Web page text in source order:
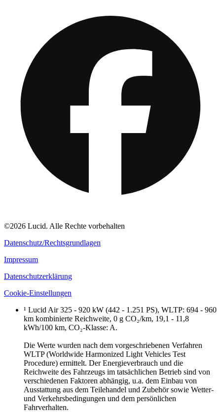
©2026 Lucid. Alle Rechte vorbehalten
Datenschutz/Rechtsgrundlagen
Impressum
Datenschutzerklärung
Cookie-Einstellungen
¹ Lucid Air 325 - 920 kW (442 - 1.251 PS), WLTP: 694 - 960
km kombinierte Reichweite, 0 g CO₂/km, 19,1 - 11,8
kWh/100 km, CO₂-Klasse: A.
Die Werte wurden nach dem vorgeschriebenen Verfahren
WLTP (Worldwide Harmonized Light Vehicles Test
Procedure) ermittelt. Der Energieverbrauch und die
Reichweite des Fahrzeugs im tatsächlichen Betrieb sind von
verschiedenen Faktoren abhängig, u.a. dem Einbau von
Ausstattung aus dem Teilehandel und Zubehör sowie Wetter-
und Verkehrsbedingungen und dem persönlichen
Fahrverhalten.